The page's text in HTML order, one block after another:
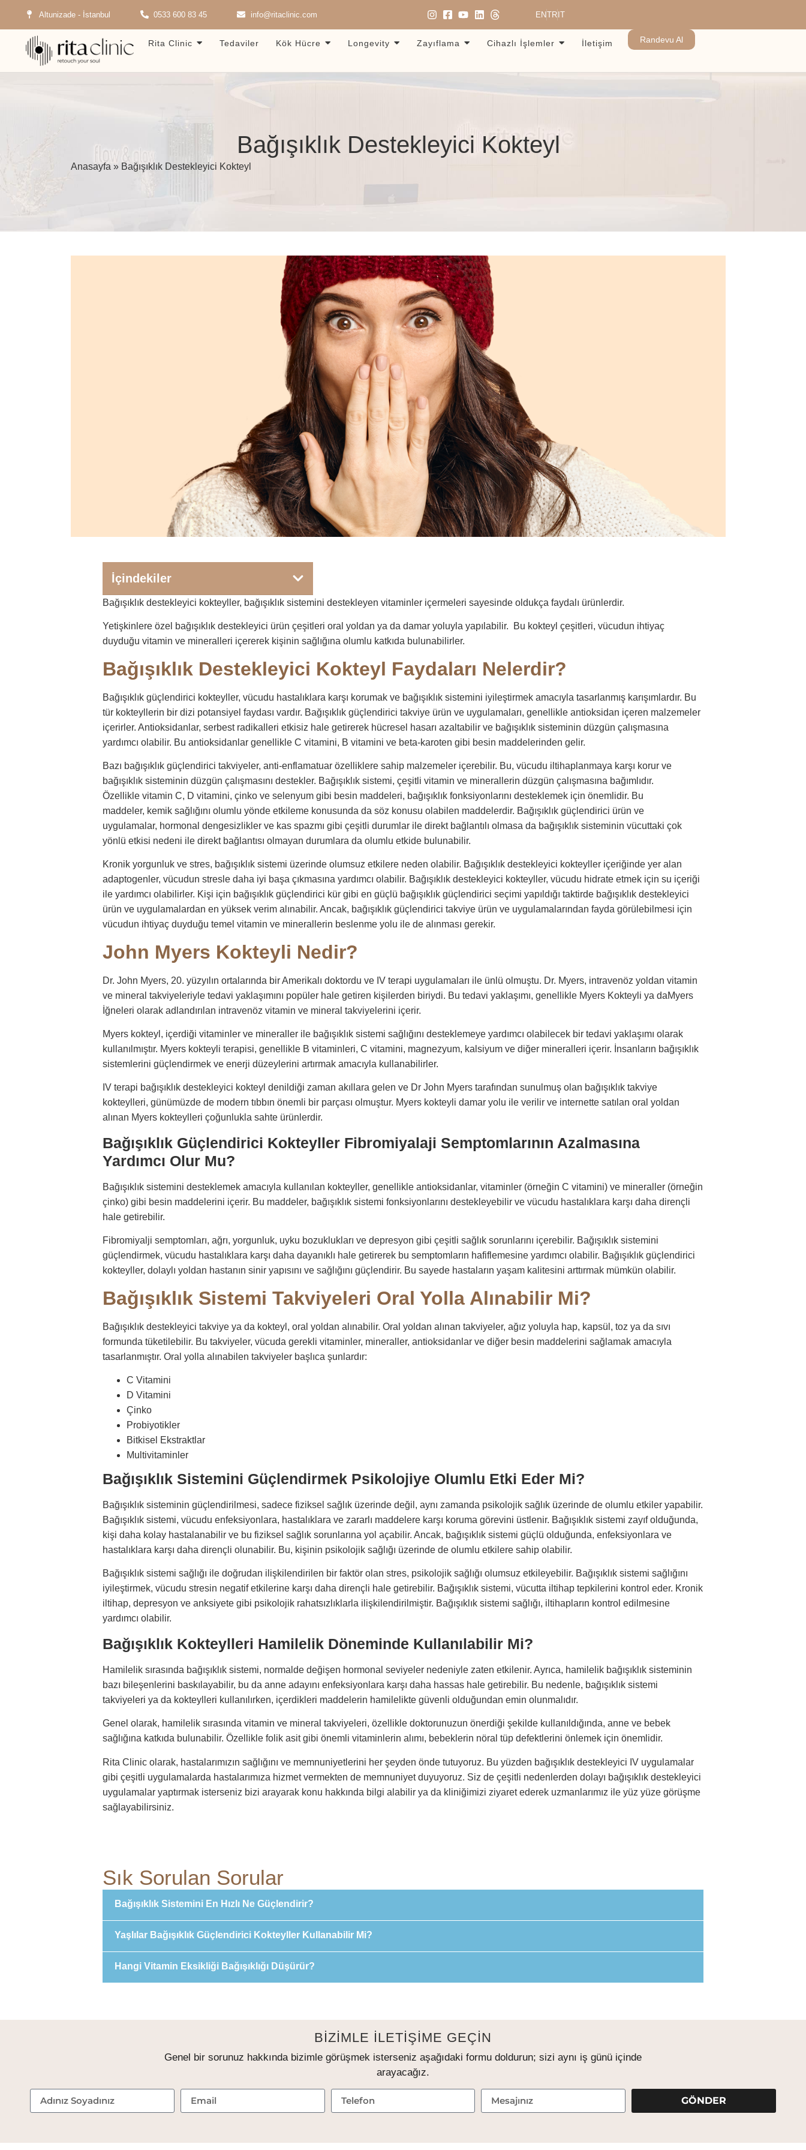
Altunizade - İstanbul 0533 600 83 45 info@ritaclinic.com EN TR IT
Rita Clinic Tedaviler Kök Hücre Longevity Zayıflama Cihazlı İşlemler İletişim Randevu Al
Bağışıklık Destekleyici Kokteyl
Anasayfa » Bağışıklık Destekleyici Kokteyl
İçindekiler
Bağışıklık destekleyici kokteyller, bağışıklık sistemini destekleyen vitaminler içermeleri sayesinde oldukça faydalı ürünlerdir.
Yetişkinlere özel bağışıklık destekleyici ürün çeşitleri oral yoldan ya da damar yoluyla yapılabilir. Bu kokteyl çeşitleri, vücudun ihtiyaç
duyduğu vitamin ve mineralleri içererek kişinin sağlığına olumlu katkıda bulunabilirler.
Bağışıklık Destekleyici Kokteyl Faydaları Nelerdir?
Bağışıklık güçlendirici kokteyller, vücudu hastalıklara karşı korumak ve bağışıklık sistemini iyileştirmek amacıyla tasarlanmış karışımlardır. Bu
tür kokteyllerin bir dizi potansiyel faydası vardır. Bağışıklık güçlendirici takviye ürün ve uygulamaları, genellikle antioksidan içeren malzemeler
içerirler. Antioksidanlar, serbest radikalleri etkisiz hale getirerek hücresel hasarı azaltabilir ve bağışıklık sisteminin düzgün çalışmasına
yardımcı olabilir. Bu antioksidanlar genellikle C vitamini, B vitamini ve beta-karoten gibi besin maddelerinden gelir.
Bazı bağışıklık güçlendirici takviyeler, anti-enflamatuar özelliklere sahip malzemeler içerebilir. Bu, vücudu iltihaplanmaya karşı korur ve
bağışıklık sisteminin düzgün çalışmasını destekler. Bağışıklık sistemi, çeşitli vitamin ve minerallerin düzgün çalışmasına bağımlıdır.
Özellikle vitamin C, D vitamini, çinko ve selenyum gibi besin maddeleri, bağışıklık fonksiyonlarını desteklemek için önemlidir. Bu
maddeler, kemik sağlığını olumlu yönde etkileme konusunda da söz konusu olabilen maddelerdir. Bağışıklık güçlendirici ürün ve
uygulamalar, hormonal dengesizlikler ve kas spazmı gibi çeşitli durumlar ile direkt bağlantılı olmasa da bağışıklık sisteminin vücuttaki çok
yönlü etkisi nedeni ile direkt bağlantısı olmayan durumlara da olumlu etkide bulunabilir.
Kronik yorgunluk ve stres, bağışıklık sistemi üzerinde olumsuz etkilere neden olabilir. Bağışıklık destekleyici kokteyller içeriğinde yer alan
adaptogenler, vücudun stresle daha iyi başa çıkmasına yardımcı olabilir. Bağışıklık destekleyici kokteyller, vücudu hidrate etmek için su içeriği
ile yardımcı olabilirler. Kişi için bağışıklık güçlendirici kür gibi en güçlü bağışıklık güçlendirici seçimi yapıldığı taktirde bağışıklık destekleyici
ürün ve uygulamalardan en yüksek verim alınabilir. Ancak, bağışıklık güçlendirici takviye ürün ve uygulamalarından fayda görülebilmesi için
vücudun ihtiyaç duyduğu temel vitamin ve minerallerin beslenme yolu ile de alınması gerekir.
John Myers Kokteyli Nedir?
Dr. John Myers, 20. yüzyılın ortalarında bir Amerikalı doktordu ve IV terapi uygulamaları ile ünlü olmuştu. Dr. Myers, intravenöz yoldan vitamin
ve mineral takviyeleriyle tedavi yaklaşımını popüler hale getiren kişilerden biriydi. Bu tedavi yaklaşımı, genellikle Myers Kokteyli ya daMyers
İğneleri olarak adlandırılan intravenöz vitamin ve mineral takviyelerini içerir.
Myers kokteyl, içerdiği vitaminler ve mineraller ile bağışıklık sistemi sağlığını desteklemeye yardımcı olabilecek bir tedavi yaklaşımı olarak
kullanılmıştır. Myers kokteyli terapisi, genellikle B vitaminleri, C vitamini, magnezyum, kalsiyum ve diğer mineralleri içerir. İnsanların bağışıklık
sistemlerini güçlendirmek ve enerji düzeylerini artırmak amacıyla kullanabilirler.
IV terapi bağışıklık destekleyici kokteyl denildiği zaman akıllara gelen ve Dr John Myers tarafından sunulmuş olan bağışıklık takviye
kokteylleri, günümüzde de modern tıbbın önemli bir parçası olmuştur. Myers kokteyli damar yolu ile verilir ve internette satılan oral yoldan
alınan Myers kokteylleri çoğunlukla sahte ürünlerdir.
Bağışıklık Güçlendirici Kokteyller Fibromiyalaji Semptomlarının Azalmasına
Yardımcı Olur Mu?
Bağışıklık sistemini desteklemek amacıyla kullanılan kokteyller, genellikle antioksidanlar, vitaminler (örneğin C vitamini) ve mineraller (örneğin
çinko) gibi besin maddelerini içerir. Bu maddeler, bağışıklık sistemi fonksiyonlarını destekleyebilir ve vücudu hastalıklara karşı daha dirençli
hale getirebilir.
Fibromiyalji semptomları, ağrı, yorgunluk, uyku bozuklukları ve depresyon gibi çeşitli sağlık sorunlarını içerebilir. Bağışıklık sistemini
güçlendirmek, vücudu hastalıklara karşı daha dayanıklı hale getirerek bu semptomların hafiflemesine yardımcı olabilir. Bağışıklık güçlendirici
kokteyller, dolaylı yoldan hastanın sinir yapısını ve sağlığını güçlendirir. Bu sayede hastaların yaşam kalitesini arttırmak mümkün olabilir.
Bağışıklık Sistemi Takviyeleri Oral Yolla Alınabilir Mi?
Bağışıklık destekleyici takviye ya da kokteyl, oral yoldan alınabilir. Oral yoldan alınan takviyeler, ağız yoluyla hap, kapsül, toz ya da sıvı
formunda tüketilebilir. Bu takviyeler, vücuda gerekli vitaminler, mineraller, antioksidanlar ve diğer besin maddelerini sağlamak amacıyla
tasarlanmıştır. Oral yolla alınabilen takviyeler başlıca şunlardır:
C Vitamini
D Vitamini
Çinko
Probiyotikler
Bitkisel Ekstraktlar
Multivitaminler
Bağışıklık Sistemini Güçlendirmek Psikolojiye Olumlu Etki Eder Mi?
Bağışıklık sisteminin güçlendirilmesi, sadece fiziksel sağlık üzerinde değil, aynı zamanda psikolojik sağlık üzerinde de olumlu etkiler yapabilir.
Bağışıklık sistemi, vücudu enfeksiyonlara, hastalıklara ve zararlı maddelere karşı koruma görevini üstlenir. Bağışıklık sistemi zayıf olduğunda,
kişi daha kolay hastalanabilir ve bu fiziksel sağlık sorunlarına yol açabilir. Ancak, bağışıklık sistemi güçlü olduğunda, enfeksiyonlara ve
hastalıklara karşı daha dirençli olunabilir. Bu, kişinin psikolojik sağlığı üzerinde de olumlu etkilere sahip olabilir.
Bağışıklık sistemi sağlığı ile doğrudan ilişkilendirilen bir faktör olan stres, psikolojik sağlığı olumsuz etkileyebilir. Bağışıklık sistemi sağlığını
iyileştirmek, vücudu stresin negatif etkilerine karşı daha dirençli hale getirebilir. Bağışıklık sistemi, vücutta iltihap tepkilerini kontrol eder. Kronik
iltihap, depresyon ve anksiyete gibi psikolojik rahatsızlıklarla ilişkilendirilmiştir. Bağışıklık sistemi sağlığı, iltihapların kontrol edilmesine
yardımcı olabilir.
Bağışıklık Kokteylleri Hamilelik Döneminde Kullanılabilir Mi?
Hamilelik sırasında bağışıklık sistemi, normalde değişen hormonal seviyeler nedeniyle zaten etkilenir. Ayrıca, hamilelik bağışıklık sisteminin
bazı bileşenlerini baskılayabilir, bu da anne adayını enfeksiyonlara karşı daha hassas hale getirebilir. Bu nedenle, bağışıklık sistemi
takviyeleri ya da kokteylleri kullanılırken, içerdikleri maddelerin hamilelikte güvenli olduğundan emin olunmalıdır.
Genel olarak, hamilelik sırasında vitamin ve mineral takviyeleri, özellikle doktorunuzun önerdiği şekilde kullanıldığında, anne ve bebek
sağlığına katkıda bulunabilir. Özellikle folik asit gibi önemli vitaminlerin alımı, bebeklerin nöral tüp defektlerini önlemek için önemlidir.
Rita Clinic olarak, hastalarımızın sağlığını ve memnuniyetlerini her şeyden önde tutuyoruz. Bu yüzden bağışıklık destekleyici IV uygulamalar
gibi çeşitli uygulamalarda hastalarımıza hizmet vermekten de memnuniyet duyuyoruz. Siz de çeşitli nedenlerden dolayı bağışıklık destekleyici
uygulamalar yaptırmak isterseniz bizi arayarak konu hakkında bilgi alabilir ya da kliniğimizi ziyaret ederek uzmanlarımız ile yüz yüze görüşme
sağlayabilirsiniz.
Sık Sorulan Sorular
Bağışıklık Sistemini En Hızlı Ne Güçlendirir?
Yaşlılar Bağışıklık Güçlendirici Kokteyller Kullanabilir Mi?
Hangi Vitamin Eksikliği Bağışıklığı Düşürür?
BİZİMLE İLETİŞİME GEÇİN
Genel bir sorunuz hakkında bizimle görüşmek isterseniz aşağıdaki formu doldurun; sizi aynı iş günü içinde
arayacağız.
GÖNDER